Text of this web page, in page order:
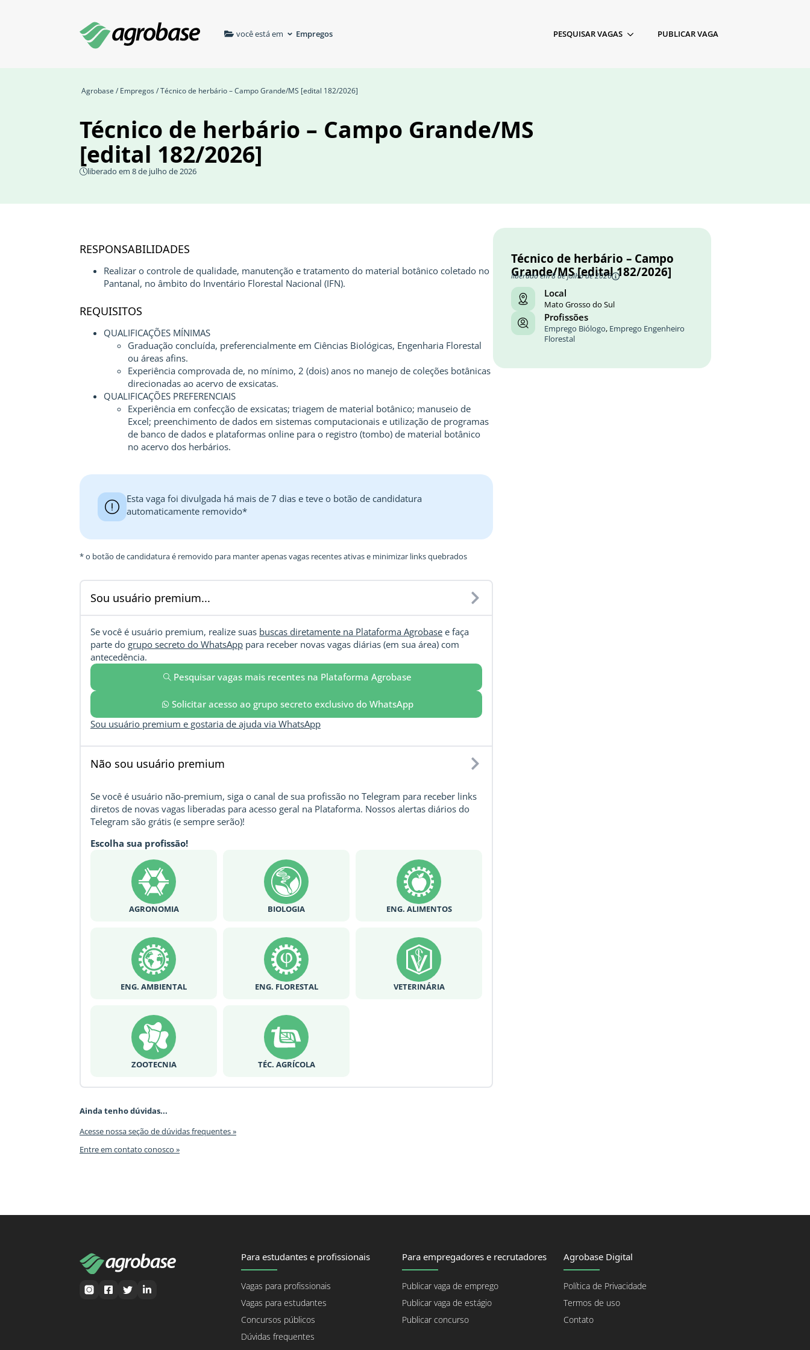
você está em Empregos PESQUISAR VAGAS PUBLICAR VAGA
Agrobase / Empregos/ Técnico de herbário – Campo Grande/MS [edital 182/2026]
Técnico de herbário – Campo Grande/MS
[edital 182/2026]
liberado em 8 de julho de 2026
RESPONSABILIDADES
Realizar o controle de qualidade, manutenção e tratamento do material botânico coletado no
Pantanal, no âmbito do Inventário Florestal Nacional (IFN).
REQUISITOS
QUALIFICAÇÕES MÍNIMAS
Graduação concluída, preferencialmente em Ciências Biológicas, Engenharia Florestal
ou áreas afins.
Experiência comprovada de, no mínimo, 2 (dois) anos no manejo de coleções botânicas
direcionadas ao acervo de exsicatas.
QUALIFICAÇÕES PREFERENCIAIS
Experiência em confecção de exsicatas; triagem de material botânico; manuseio de
Excel; preenchimento de dados em sistemas computacionais e utilização de programas
de banco de dados e plataformas online para o registro (tombo) de material botânico
no acervo dos herbários.
Esta vaga foi divulgada há mais de 7 dias e teve o botão de candidatura
automaticamente removido*
* o botão de candidatura é removido para manter apenas vagas recentes ativas e minimizar links quebrados
Sou usuário premium...
Se você é usuário premium, realize suas buscas diretamente na Plataforma Agrobase e faça
parte do grupo secreto do WhatsApp para receber novas vagas diárias (em sua área) com
antecedência.
Pesquisar vagas mais recentes na Plataforma Agrobase
Solicitar acesso ao grupo secreto exclusivo do WhatsApp
Sou usuário premium e gostaria de ajuda via WhatsApp
Não sou usuário premium
Se você é usuário não-premium, siga o canal de sua profissão no Telegram para receber links
diretos de novas vagas liberadas para acesso geral na Plataforma. Nossos alertas diários do
Telegram são grátis (e sempre serão)!
Escolha sua profissão!
AGRONOMIA BIOLOGIA ENG. ALIMENTOS
ENG. AMBIENTAL ENG. FLORESTAL VETERINÁRIA
ZOOTECNIA TÉC. AGRÍCOLA
Ainda tenho dúvidas...
Acesse nossa seção de dúvidas frequentes »
Entre em contato conosco »
Técnico de herbário – Campo
Grande/MS [edital 182/2026]
liberado em 8 de julho de 2026
Local
Mato Grosso do Sul
Profissões
Emprego Biólogo, Emprego Engenheiro
Florestal
Para estudantes e profissionais
Vagas para profissionais
Vagas para estudantes
Concursos públicos
Dúvidas frequentes
Para empregadores e recrutadores
Publicar vaga de emprego
Publicar vaga de estágio
Publicar concurso
Agrobase Digital
Política de Privacidade
Termos de uso
Contato